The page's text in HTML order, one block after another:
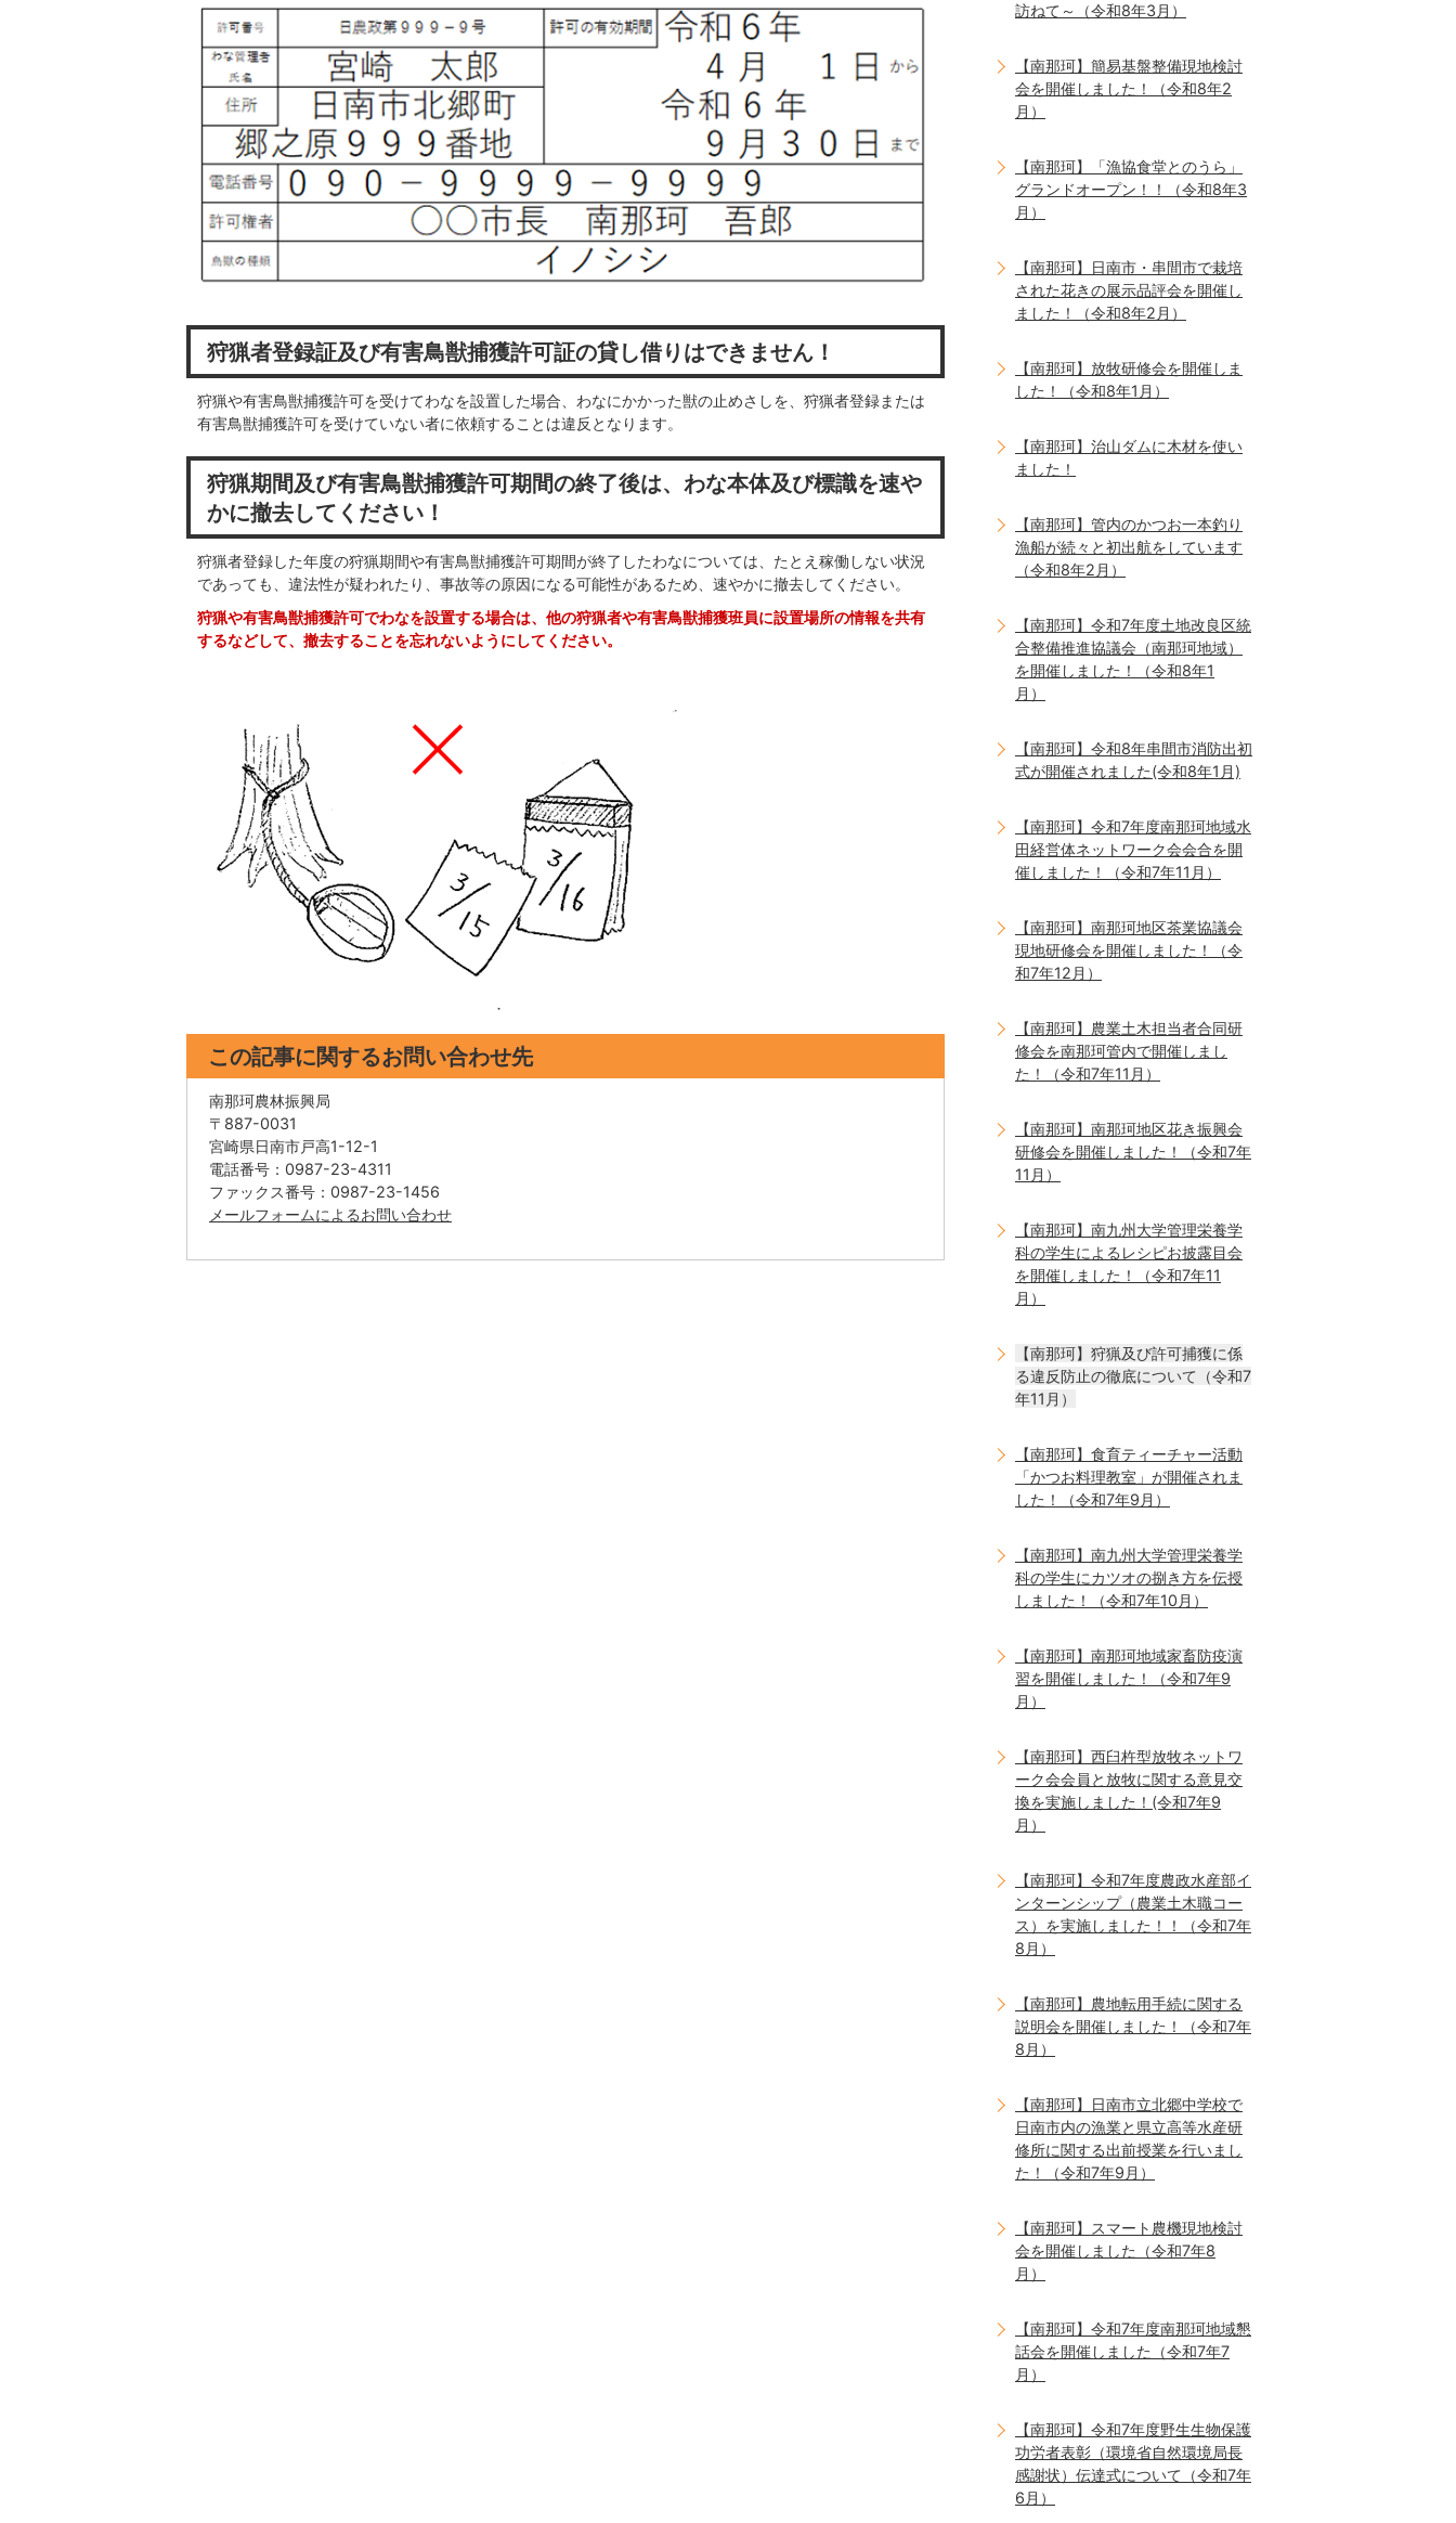
狩猟者登録証及び有害鳥獣捕獲許可証の貸し借りはできません！
狩猟や有害鳥獣捕獲許可を受けてわなを設置した場合、わなにかかった獣の止めさしを、狩猟者登録または
有害鳥獣捕獲許可を受けていない者に依頼することは違反となります。
狩猟期間及び有害鳥獣捕獲許可期間の終了後は、わな本体及び標識を速や
かに撤去してください！
狩猟者登録した年度の狩猟期間や有害鳥獣捕獲許可期間が終了したわなについては、たとえ稼働しない状況
であっても、違法性が疑われたり、事故等の原因になる可能性があるため、速やかに撤去してください。
狩猟や有害鳥獣捕獲許可でわなを設置する場合は、他の狩猟者や有害鳥獣捕獲班員に設置場所の情報を共有
するなどして、撤去することを忘れないようにしてください。
この記事に関するお問い合わせ先
南那珂農林振興局
〒887-0031
宮崎県日南市戸高1-12-1
電話番号：0987-23-4311
ファックス番号：0987-23-1456
メールフォームによるお問い合わせ
訪ねて～（令和8年3月）
【南那珂】簡易基盤整備現地検討
会を開催しました！（令和8年2
月）
【南那珂】「漁協食堂とのうら」
グランドオープン！！（令和8年3
月）
【南那珂】日南市・串間市で栽培
された花きの展示品評会を開催し
ました！（令和8年2月）
【南那珂】放牧研修会を開催しま
した！（令和8年1月）
【南那珂】治山ダムに木材を使い
ました！
【南那珂】管内のかつお一本釣り
漁船が続々と初出航をしています
（令和8年2月）
【南那珂】令和7年度土地改良区統
合整備推進協議会（南那珂地域）
を開催しました！（令和8年1
月）
【南那珂】令和8年串間市消防出初
式が開催されました(令和8年1月)
【南那珂】令和7年度南那珂地域水
田経営体ネットワーク会会合を開
催しました！（令和7年11月）
【南那珂】南那珂地区茶業協議会
現地研修会を開催しました！（令
和7年12月）
【南那珂】農業土木担当者合同研
修会を南那珂管内で開催しまし
た！（令和7年11月）
【南那珂】南那珂地区花き振興会
研修会を開催しました！（令和7年
11月）
【南那珂】南九州大学管理栄養学
科の学生によるレシピお披露目会
を開催しました！（令和7年11
月）
【南那珂】狩猟及び許可捕獲に係
る違反防止の徹底について（令和7
年11月）
【南那珂】食育ティーチャー活動
「かつお料理教室」が開催されま
した！（令和7年9月）
【南那珂】南九州大学管理栄養学
科の学生にカツオの捌き方を伝授
しました！（令和7年10月）
【南那珂】南那珂地域家畜防疫演
習を開催しました！（令和7年9
月）
【南那珂】西臼杵型放牧ネットワ
ーク会会員と放牧に関する意見交
換を実施しました！(令和7年9
月）
【南那珂】令和7年度農政水産部イ
ンターンシップ（農業土木職コー
ス）を実施しました！！（令和7年
8月）
【南那珂】農地転用手続に関する
説明会を開催しました！（令和7年
8月）
【南那珂】日南市立北郷中学校で
日南市内の漁業と県立高等水産研
修所に関する出前授業を行いまし
た！（令和7年9月）
【南那珂】スマート農機現地検討
会を開催しました（令和7年8
月）
【南那珂】令和7年度南那珂地域懇
話会を開催しました（令和7年7
月）
【南那珂】令和7年度野生生物保護
功労者表彰（環境省自然環境局長
感謝状）伝達式について（令和7年
6月）